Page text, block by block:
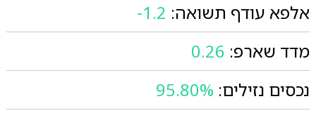
אלפא עודף תשואה: -1.2
מדד שארפ: 0.26
נכסים נזילים: 95.80%